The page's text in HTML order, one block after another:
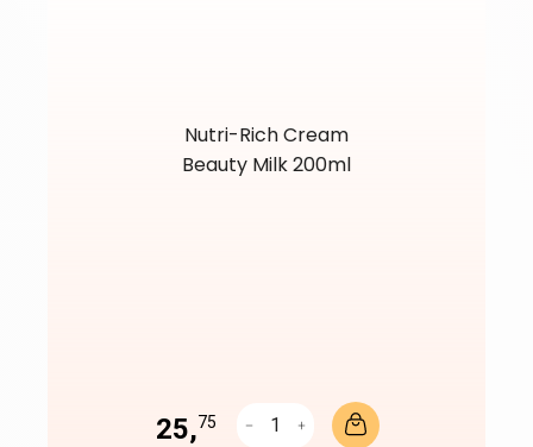
Nutri-Rich Cream
Beauty Milk 200ml
25,75